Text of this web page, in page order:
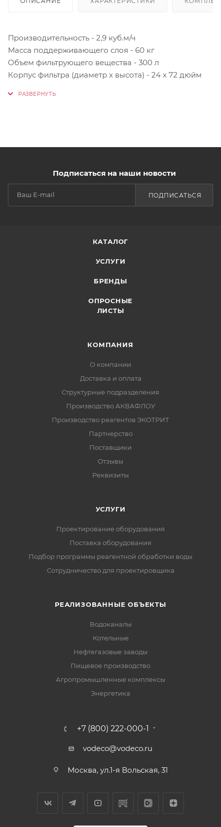
Производительность - 2,9 куб.м/ч
Масса поддерживающего слоя - 60 кг
Объем фильтрующего вещества - 300 л
Корпус фильтра (диаметр х высота) - 24 x 72 дюйм
Подписаться на наши новости
ПОДПИСАТЬСЯ
КАТАЛОГ
УСЛУГИ
БРЕНДЫ
ОПРОСНЫЕ
ЛИСТЫ
КОМПАНИЯ
О компании
Доставка и оплата
Структурные подразделения
Производство АКВАФЛОУ
Производство реагентов ЭКОТРИТ
Партнерство
Поставщики
Отзывы
Реквизиты
УСЛУГИ
Проектирование оборудования
Поставка оборудования
Подбор программы реагентной обработки воды
Сотрудничество для проектировщика
РЕАЛИЗОВАННЫЕ ОБЪЕКТЫ
Водоканалы
Котельные
Нефтегазовые заводы
Пищевое производство
Агропромышленные комплексы
Энергетика
+7 (800) 222-000-1
vodeco@vodeco.ru
Москва, ул.1-я Вольская, 31